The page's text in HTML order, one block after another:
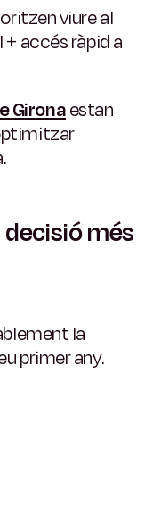
viure al
accés ràpid a
Gironaestan
més
la
primer any.